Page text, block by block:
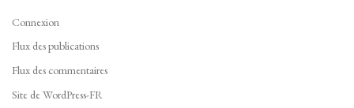
Connexion
Flux des publications
Flux des commentaires
Site de WordPress-FR